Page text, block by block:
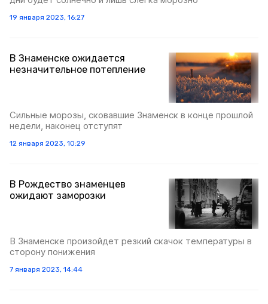
19 января 2023, 16:27
В Знаменске ожидается
незначительное потепление
Сильные морозы, сковавшие Знаменск в конце прошлой
недели, наконец отступят
12 января 2023, 10:29
В Рождество знаменцев
ожидают заморозки
В Знаменске произойдет резкий скачок температуры в
сторону понижения
7 января 2023, 14:44